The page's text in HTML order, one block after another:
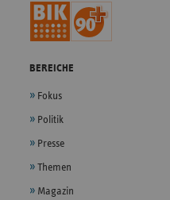
BEREICHE
Fokus
Politik
Presse
Themen
Magazin